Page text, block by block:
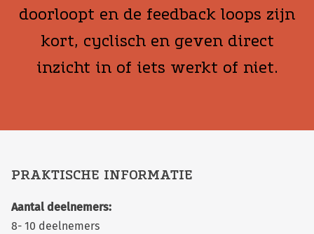
doorloopt en de feedback loops zijn
kort, cyclisch en geven direct
inzicht in of iets werkt of niet.
PRAKTISCHE INFORMATIE
Aantal deelnemers:
8- 10 deelnemers